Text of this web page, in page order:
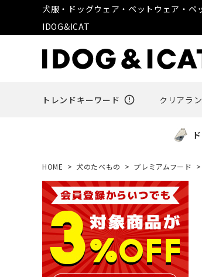
犬服・ドッグウェア・ペットウェア・
IDOG&ICAT
トレンドキーワード error_outline クリアラ
HOME 犬のたべもの プレミアムフード